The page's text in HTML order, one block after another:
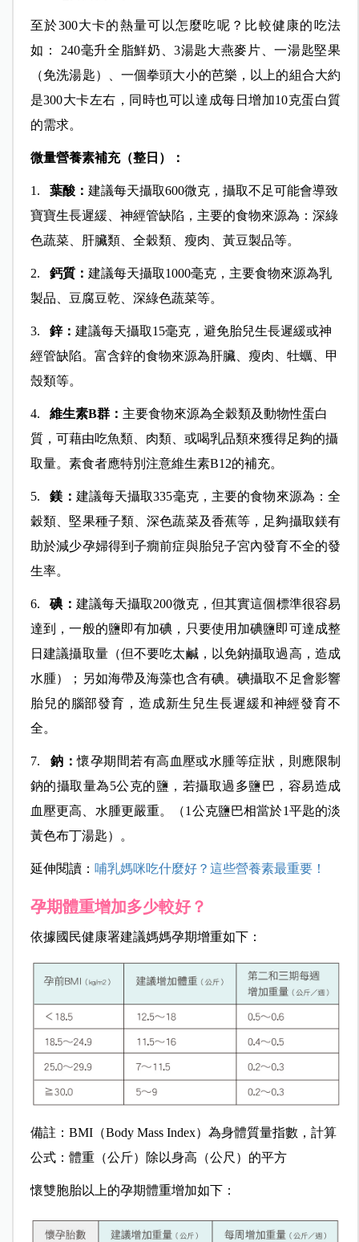
至於300大卡的熱量可以怎麼吃呢？比較健康的吃法
如： 240毫升全脂鮮奶、3湯匙大燕麥片、一湯匙堅果
（免洗湯匙）、一個拳頭大小的芭樂，以上的組合大約
是300大卡左右，同時也可以達成每日增加10克蛋白質
的需求。
微量營養素補充（整日）：
1. 葉酸： 建議每天攝取600微克，攝取不足可能會導致
寶寶生長遲緩、神經管缺陷，主要的食物來源為：深綠
色蔬菜、肝臟類、全穀類、瘦肉、黃豆製品等。
2. 鈣質： 建議每天攝取1000毫克，主要食物來源為乳
製品、豆腐豆乾、深綠色蔬菜等。
3. 鋅： 建議每天攝取15毫克，避免胎兒生長遲緩或神
經管缺陷。富含鋅的食物來源為肝臟、瘦肉、牡蠣、甲
殼類等。
4. 維生素B群： 主要食物來源為全穀類及動物性蛋白
質，可藉由吃魚類、肉類、或喝乳品類來獲得足夠的攝
取量。素食者應特別注意維生素B12的補充。
5.鎂： 建議每天攝取335毫克，主要的食物來源為：全
穀類、堅果種子類、深色蔬菜及香蕉等，足夠攝取鎂有
助於減少孕婦得到子癇前症與胎兒子宮內發育不全的發
生率。
6. 碘： 建議每天攝取200微克，但其實這個標準很容易
達到，一般的鹽即有加碘，只要使用加碘鹽即可達成整
日建議攝取量（但不要吃太鹹，以免鈉攝取過高，造成
水腫）；另如海帶及海藻也含有碘。碘攝取不足會影響
胎兒的腦部發育，造成新生兒生長遲緩和神經發育不
全。
7.鈉：懷孕期間若有高血壓或水腫等症狀，則應限制
鈉的攝取量為5公克的鹽，若攝取過多鹽巴，容易造成
血壓更高、水腫更嚴重。（1公克鹽巴相當於1平匙的淡
黃色布丁湯匙）。
延伸閱讀： 哺乳媽咪吃什麼好？這些營養素最重要！
孕期體重增加多少較好？
依據國民健康署建議媽媽孕期增重如下：
備註：BMI（Body Mass Index）為身體質量指數，計算
公式：體重（公斤）除以身高（公尺）的平方
懷雙胞胎以上的孕期體重增加如下：